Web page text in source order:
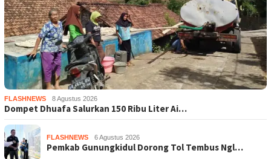
FLASHNEWS 8 Agustus 2026
Dompet Dhuafa Salurkan 150 Ribu Liter Ai…
FLASHNEWS 6 Agustus 2026
Pemkab Gunungkidul Dorong Tol Tembus Ngl…